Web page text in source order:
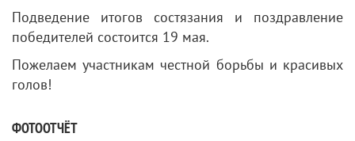
Подведение итогов состязания и поздравление
победителей состоится 19 мая.
Пожелаем участникам честной борьбы и красивых
голов!
ФОТООТЧЁТ